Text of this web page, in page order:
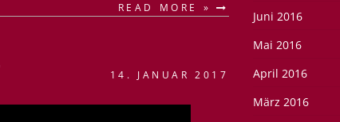
READ MORE »
14. JANUAR 2017
Juni 2016
Mai 2016
April 2016
März 2016